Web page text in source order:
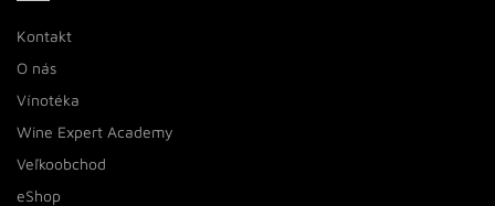
Kontakt
O nás
Vínotéka
Wine Expert Academy
Veľkoobchod
eShop